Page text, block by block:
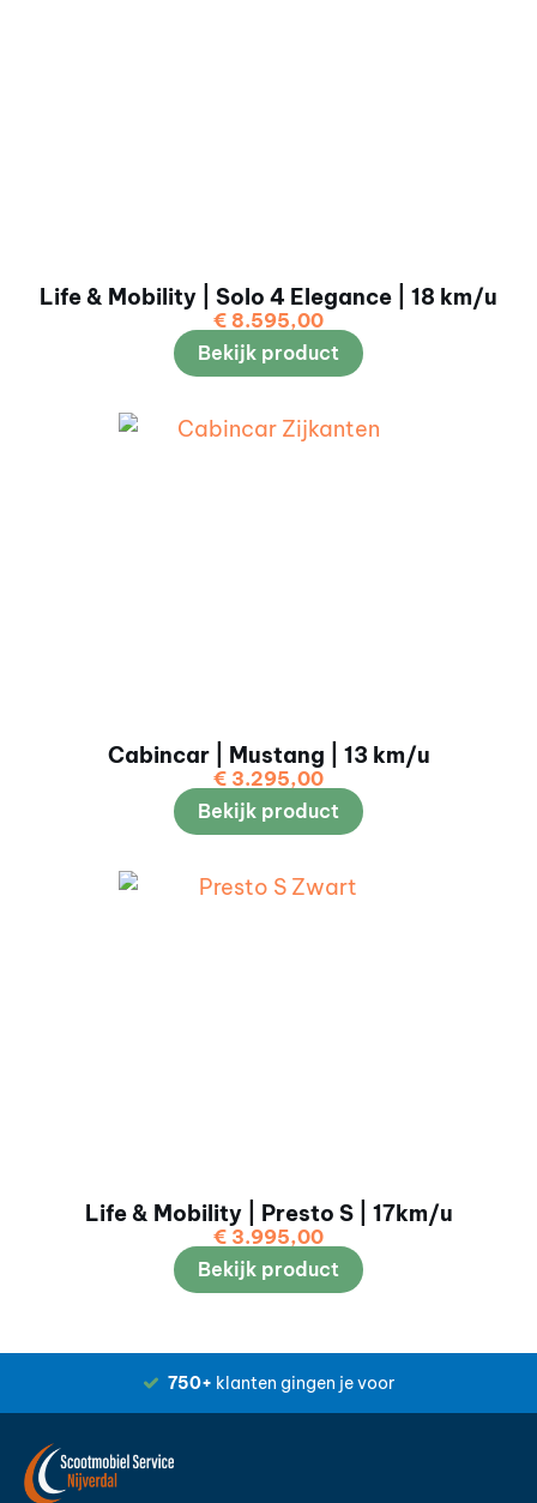
Life & Mobility | Solo 4 Elegance | 18 km/u
€ 8.595,00
Bekijk product
Cabincar | Mustang | 13 km/u
€ 3.295,00
Bekijk product
Life & Mobility | Presto S | 17km/u
€ 3.995,00
Bekijk product
750+ klanten gingen je voor